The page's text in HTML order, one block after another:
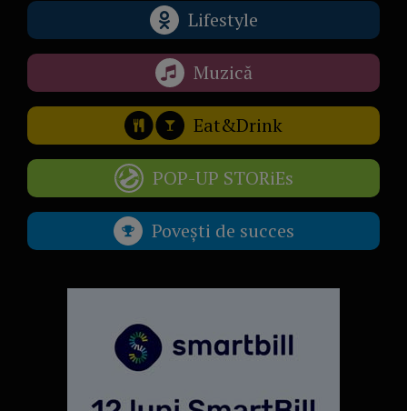
Lifestyle
Muzică
Eat&Drink
POP-UP STORiEs
Povești de succes